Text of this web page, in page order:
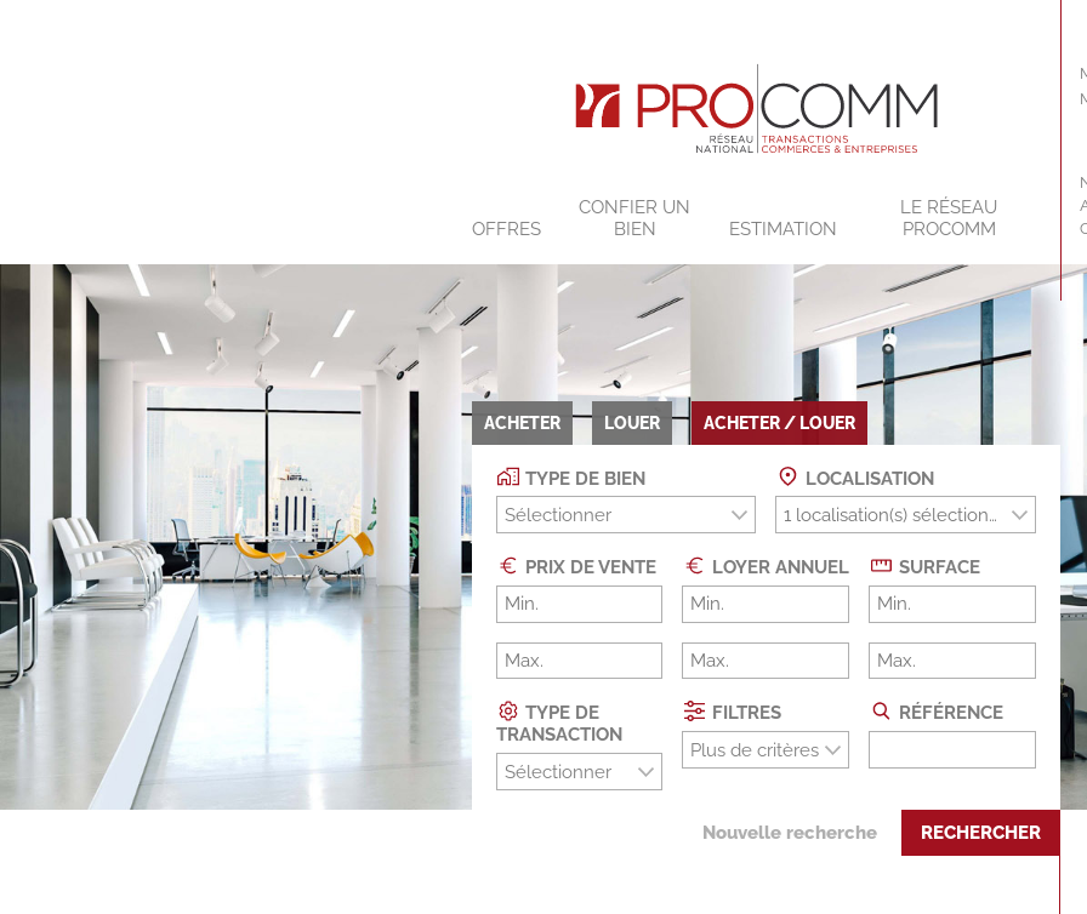
OFFRES
CONFIER UN
BIEN
ESTIMATION
LE RÉSEAU
PROCOMM
ACHETER LOUER ACHETER / LOUER
TYPE DE BIEN
Sélectionner
LOCALISATION
PRIX DE VENTE LOYER ANNUEL SURFACE
TYPE DE
TRANSACTION
Sélectionner
FILTRES
Plus de critères
RÉFÉRENCE
Nouvelle recherche RECHERCHER